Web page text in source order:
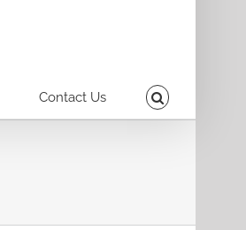
Contact Us